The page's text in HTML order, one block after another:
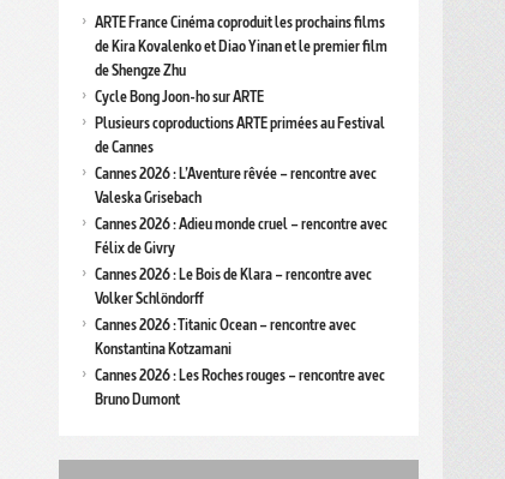
ARTE France Cinéma coproduit les prochains films
de Kira Kovalenko et Diao Yinan et le premier film
de Shengze Zhu
Cycle Bong Joon-ho sur ARTE
Plusieurs coproductions ARTE primées au Festival
de Cannes
Cannes 2026 : L’Aventure rêvée – rencontre avec
Valeska Grisebach
Cannes 2026 : Adieu monde cruel – rencontre avec
Félix de Givry
Cannes 2026 : Le Bois de Klara – rencontre avec
Volker Schlöndorff
Cannes 2026 : Titanic Ocean – rencontre avec
Konstantina Kotzamani
Cannes 2026 : Les Roches rouges – rencontre avec
Bruno Dumont